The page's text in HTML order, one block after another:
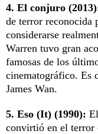
4. El conjuro
de terror reconocida
considerarse
Warren tuvo gran
famosas de los
cinematográfico. Es
James Wan.
5. Eso (It) (1990):
convirtió en el terror